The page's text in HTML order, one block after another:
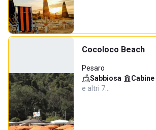
Cocoloco Beach
Pesaro
Sabbiosa· Cabine·
e altri 7…